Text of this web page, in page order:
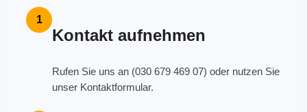
1
Kontakt aufnehmen
Rufen Sie uns an (030 679 469 07) oder nutzen Sie
unser Kontaktformular.